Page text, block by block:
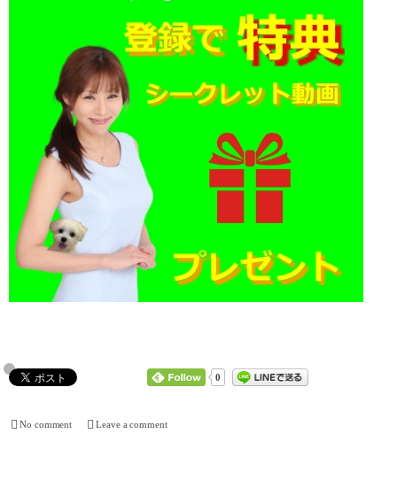
0
No comment Leave a comment